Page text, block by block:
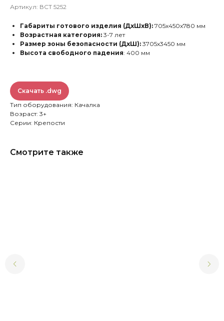
Артикул: ВСТ 5252
Габариты готового изделия (ДхШхВ): 705х450х780 мм
Возрастная категория: 3-7 лет
Размер зоны безопасности (ДхШ): 3705х3450 мм
Высота свободного падения: 400 мм
Скачать .dwg
Тип оборудования: Качалка
Возраст: 3+
Серии: Крепости
Смотрите также